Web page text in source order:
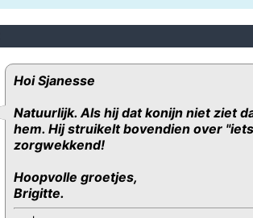
Hoi Sjanesse
Natuurlijk. Als hij dat konijn niet ziet
hem. Hij struikelt bovendien over
zorgwekkend!
Hoopvolle groetjes,
Brigitte.